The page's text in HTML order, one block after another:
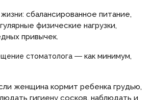
сбалансированное питание,
физические нагрузки,
привычек.
стоматолога ― как минимум,
женщина кормит ребенка грудью,
гигиену сосков, наблюдать и